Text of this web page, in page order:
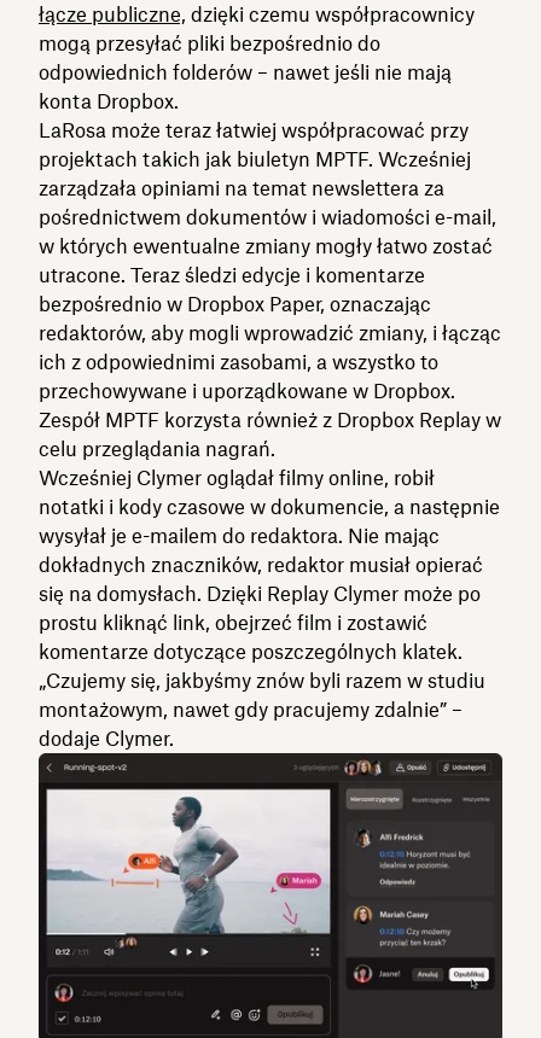
łącze publiczne, dzięki czemu współpracownicy
mogą przesyłać pliki bezpośrednio do
odpowiednich folderów – nawet jeśli nie mają
konta Dropbox.
LaRosa może teraz łatwiej współpracować przy
projektach takich jak biuletyn MPTF. Wcześniej
zarządzała opiniami na temat newslettera za
pośrednictwem dokumentów i wiadomości e-mail,
w których ewentualne zmiany mogły łatwo zostać
utracone. Teraz śledzi edycje i komentarze
bezpośrednio w Dropbox Paper, oznaczając
redaktorów, aby mogli wprowadzić zmiany, i łącząc
ich z odpowiednimi zasobami, a wszystko to
przechowywane i uporządkowane w Dropbox.
Zespół MPTF korzysta również z Dropbox Replay w
celu przeglądania nagrań.
Wcześniej Clymer oglądał filmy online, robił
notatki i kody czasowe w dokumencie, a następnie
wysyłał je e-mailem do redaktora. Nie mając
dokładnych znaczników, redaktor musiał opierać
się na domysłach. Dzięki Replay Clymer może po
prostu kliknąć link, obejrzeć film i zostawić
komentarze dotyczące poszczególnych klatek.
„Czujemy się, jakbyśmy znów byli razem w studiu
montażowym, nawet gdy pracujemy zdalnie” –
dodaje Clymer.